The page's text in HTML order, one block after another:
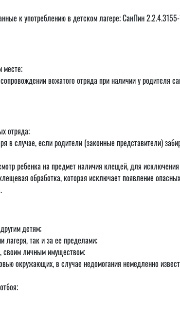
к употреблению в детском лагере; СанПин
месте;
вожатого отряда при наличии у родителя
отряда;
в случае, если родители (законные представители)
ребенка на предмет наличия клещей, для
обработка, которая исключает появление
детям;
лагеря, так и за ее пределами;
своим личным имуществом;
окружающих, в случае недомогания немедленно